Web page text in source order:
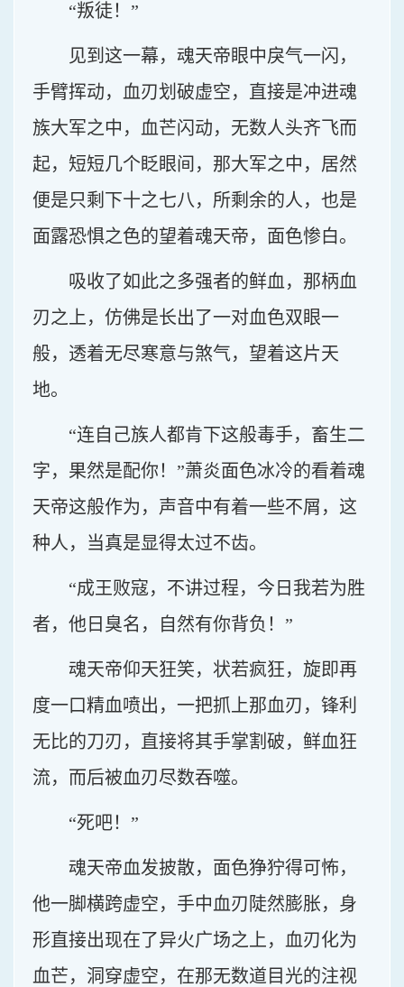
“叛徒！”
见到这一幕，魂天帝眼中戾气一闪，
手臂挥动，血刃划破虚空，直接是冲进魂
族大军之中，血芒闪动，无数人头齐飞而
起，短短几个眨眼间，那大军之中，居然
便是只剩下十之七八，所剩余的人，也是
面露恐惧之色的望着魂天帝，面色惨白。
吸收了如此之多强者的鲜血，那柄血
刃之上，仿佛是长出了一对血色双眼一
般，透着无尽寒意与煞气，望着这片天
地。
“连自己族人都肯下这般毒手，畜生二
字，果然是配你！”萧炎面色冰冷的看着魂
天帝这般作为，声音中有着一些不屑，这
种人，当真是显得太过不齿。
“成王败寇，不讲过程，今日我若为胜
者，他日臭名，自然有你背负！”
魂天帝仰天狂笑，状若疯狂，旋即再
度一口精血喷出，一把抓上那血刃，锋利
无比的刀刃，直接将其手掌割破，鲜血狂
流，而后被血刃尽数吞噬。
“死吧！”
魂天帝血发披散，面色狰狞得可怖，
他一脚横跨虚空，手中血刃陡然膨胀，身
形直接出现在了异火广场之上，血刃化为
血芒，洞穿虚空，在那无数道目光的注视